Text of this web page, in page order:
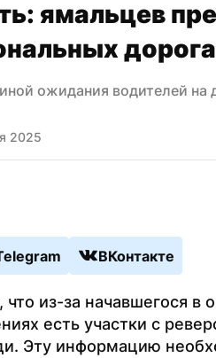
ямальцев
ожидания водителей на
2025
ВКонтакте
из-за начавшегося в
есть участки с
Эту информацию